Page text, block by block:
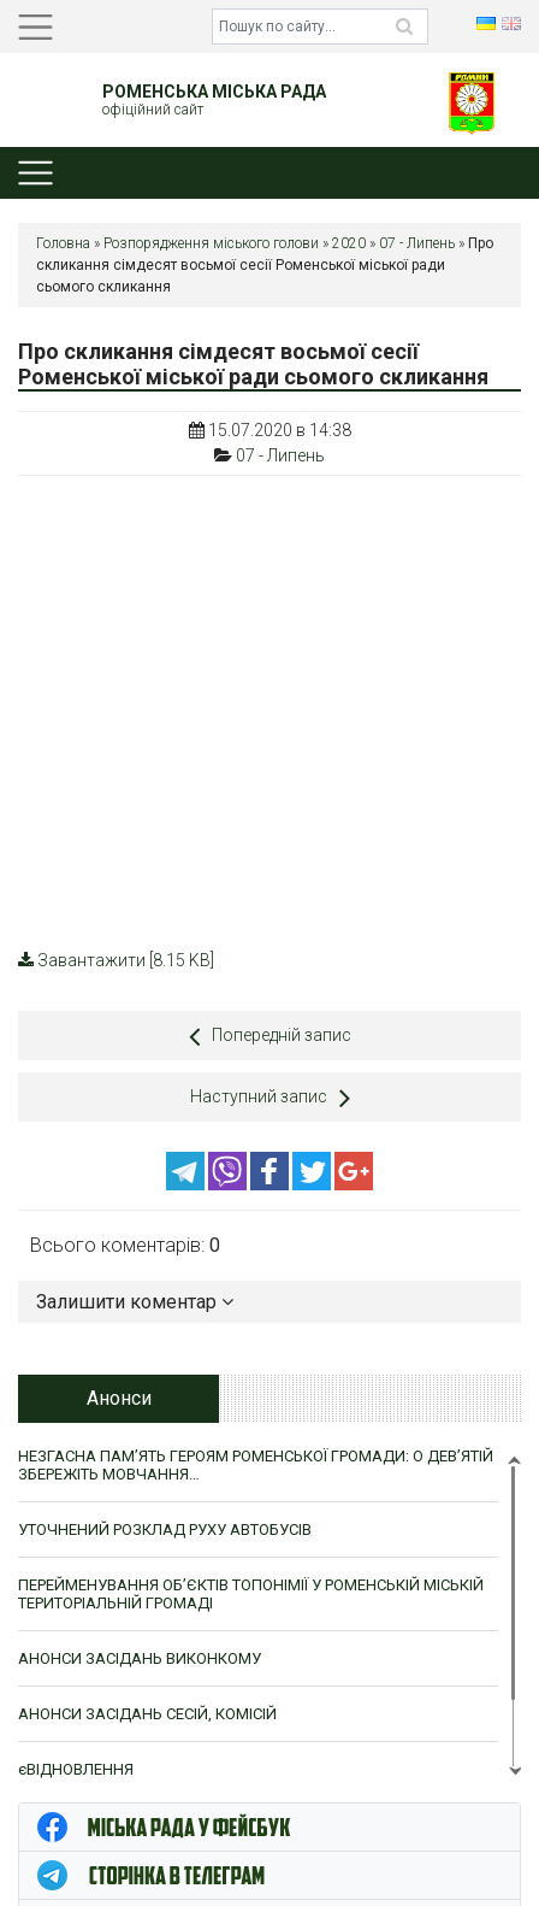
РОМЕНСЬКА МІСЬКА РАДА
офіційний сайт
Головна » Розпорядження міського голови » 2020 » 07 - Липень » Про
скликання сімдесят восьмої сесії Роменської міської ради
сьомого скликання
Про скликання сімдесят восьмої сесії
Роменської міської ради сьомого скликання
15.07.2020 в 14:38
07 - Липень
Завантажити [8.15 KB]
Попередній запис
Наступний запис
Всього коментарів: 0
Залишити коментар
Анонси
НЕЗГАСНА ПАМ’ЯТЬ ГЕРОЯМ РОМЕНСЬКОЇ ГРОМАДИ: О ДЕВ’ЯТІЙ
ЗБЕРЕЖІТЬ МОВЧАННЯ…
УТОЧНЕНИЙ РОЗКЛАД РУХУ АВТОБУСІВ
ПЕРЕЙМЕНУВАННЯ ОБ’ЄКТІВ ТОПОНІМІЇ У РОМЕНСЬКІЙ МІСЬКІЙ
ТЕРИТОРІАЛЬНІЙ ГРОМАДІ
АНОНСИ ЗАСІДАНЬ ВИКОНКОМУ
АНОНСИ ЗАСІДАНЬ СЕСІЙ, КОМІСІЙ
єВІДНОВЛЕННЯ
ЦНАП м. Ромни